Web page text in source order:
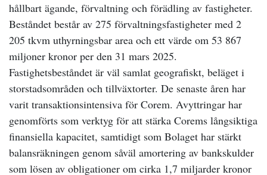
hållbart ägande, förvaltning och förädling av fastigheter.
Beståndet består av 275 förvaltningsfastigheter med 2
205 tkvm uthyrningsbar area och ett värde om 53 867
miljoner kronor per den 31 mars 2025.
Fastighetsbeståndet är väl samlat geografiskt, beläget i
storstadsområden och tillväxtorter. De senaste åren har
varit transaktionsintensiva för Corem. Avyttringar har
genomförts som verktyg för att stärka Corems långsiktiga
finansiella kapacitet, samtidigt som Bolaget har stärkt
balansräkningen genom såväl amortering av bankskulder
som lösen av obligationer om cirka 1,7 miljarder kronor